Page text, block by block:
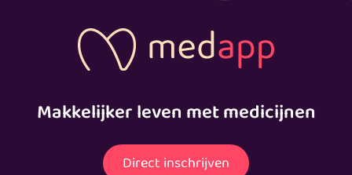
Makkelijker leven met medicijnen
Direct inschrijven